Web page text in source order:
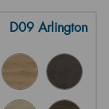
D09 Arlington